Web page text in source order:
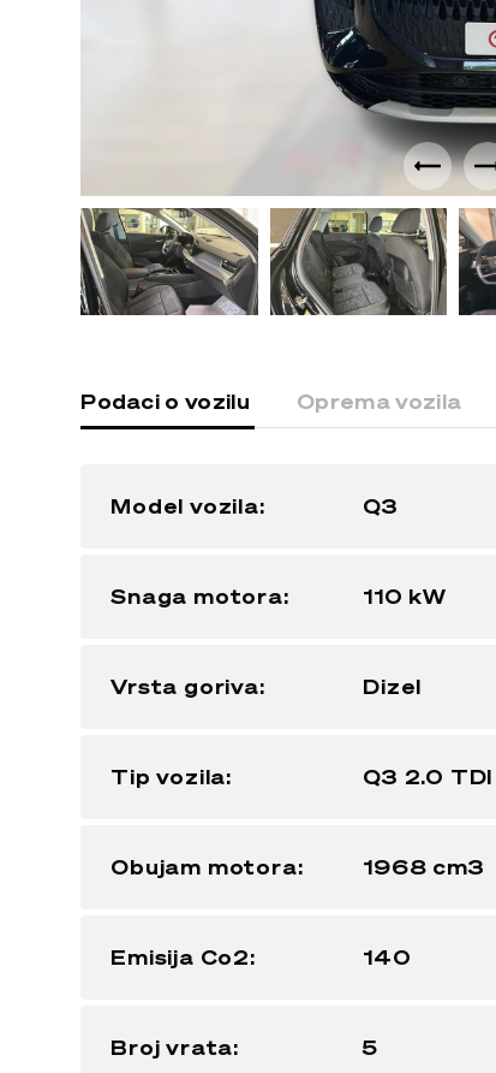
Podaci o vozilu Oprema vozila
Model vozila: Q3
Snaga motora: 110 kW
Vrsta goriva: Dizel
Tip vozila: Q3 2.0 TDI
Obujam motora: 1968 cm3
Emisija Co2: 140
Broj vrata: 5